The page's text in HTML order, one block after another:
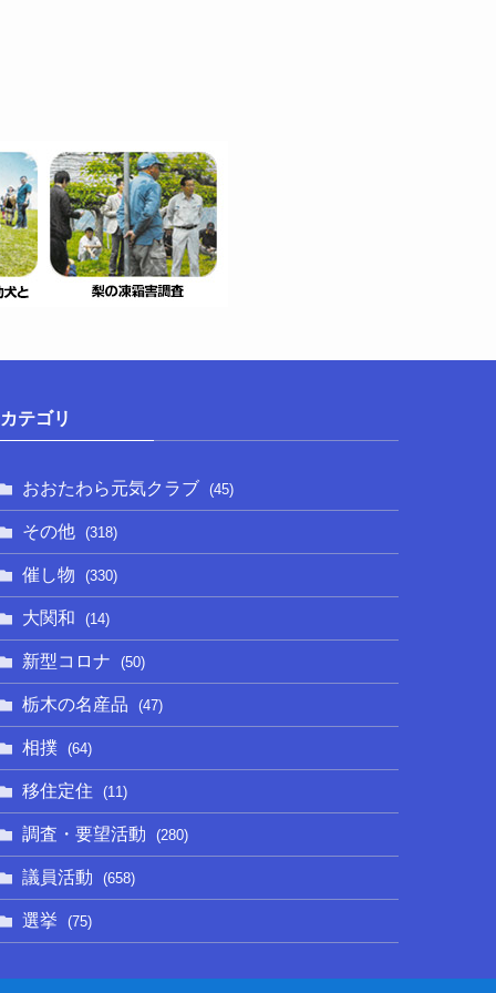
カテゴリ
おおたわら元気クラブ (45)
その他 (318)
催し物 (330)
大関和 (14)
新型コロナ (50)
栃木の名産品 (47)
相撲 (64)
移住定住 (11)
調査・要望活動 (280)
議員活動 (658)
選挙 (75)